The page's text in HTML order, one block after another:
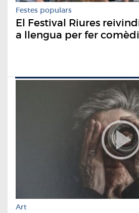
Festes populars
El Festival Riures
a llengua per fer
Art